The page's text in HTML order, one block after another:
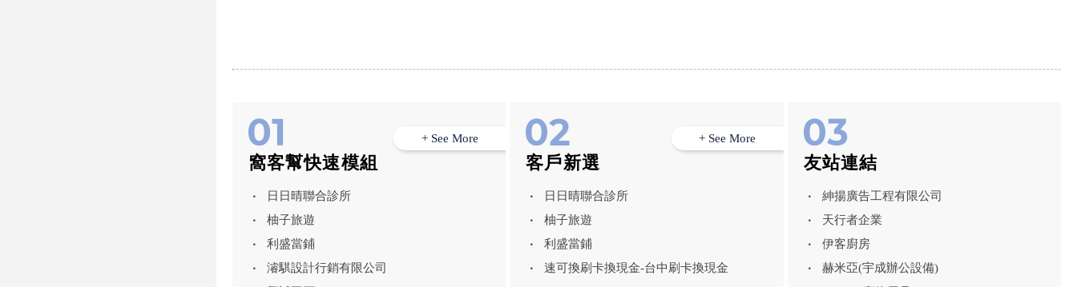
窩客幫快速模組
日日晴聯合診所
柚子旅遊
利盛當鋪
濬騏設計行銷有限公司
+ See More
客戶新選
日日晴聯合診所
柚子旅遊
利盛當鋪
速可換刷卡換現金-台中刷卡換現金
+ See More
友站連結
紳揚廣告工程有限公司
天行者企業
伊客廚房
赫米亞(宇成辦公設備)